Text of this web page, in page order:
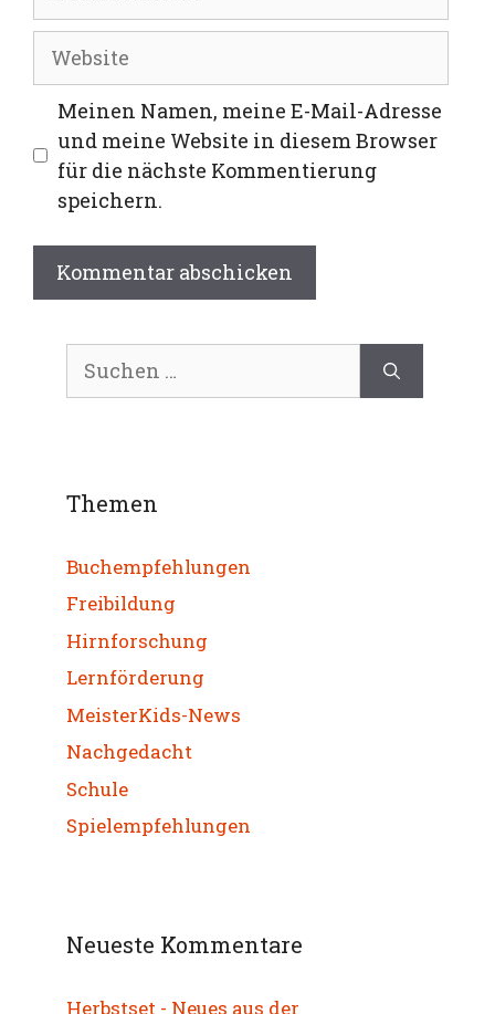
Meinen Namen, meine E-Mail-Adresse
und meine Website in diesem Browser
für die nächste Kommentierung
speichern.
Themen
Buchempfehlungen
Freibildung
Hirnforschung
Lernförderung
MeisterKids-News
Nachgedacht
Schule
Spielempfehlungen
Neueste Kommentare
Herbstset - Neues aus der